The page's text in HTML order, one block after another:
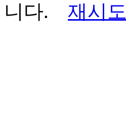
재시도